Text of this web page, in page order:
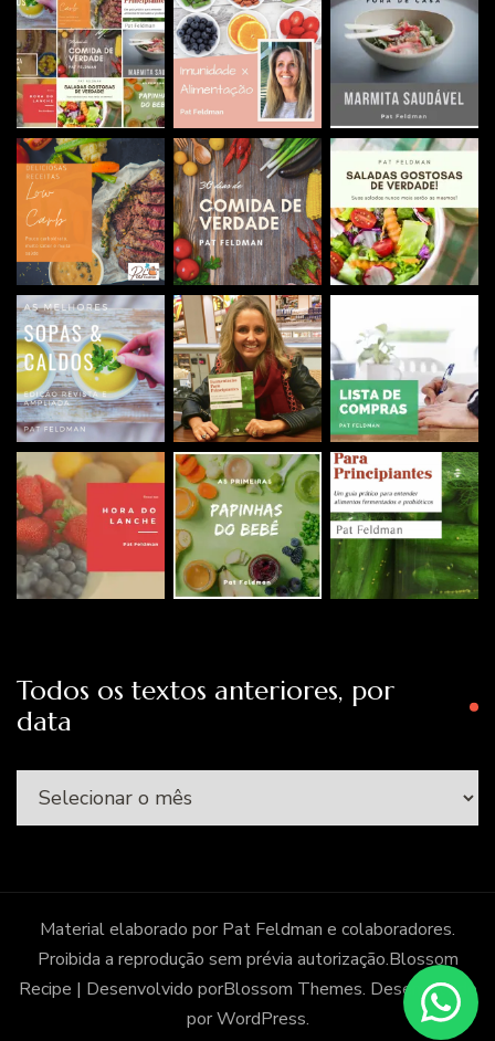
Todos os textos anteriores, por
data
Todos
os
anteriores,
por
data
Material elaborado por Pat Feldman e colaboradores.
Proibida a reprodução sem prévia autorização.Blossom
Recipe | Desenvolvido porBlossom Themes. Desenvolvido
porWordPress.